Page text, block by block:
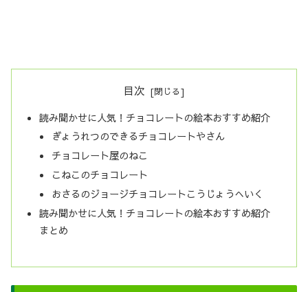
目次
読み聞かせに人気！チョコレートの絵本おすすめ紹介
ぎょうれつのできるチョコレートやさん
チョコレート屋のねこ
こねこのチョコレート
おさるのジョージチョコレートこうじょうへいく
読み聞かせに人気！チョコレートの絵本おすすめ紹介
まとめ